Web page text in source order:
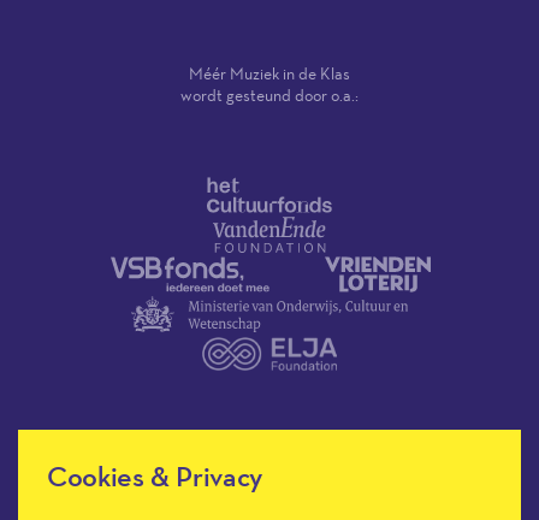
Cookies & Privacy
Méér Muziek in de Klas
wordt gesteund door o.a.:
Méér Muziek in de Klas heeft de
culturele ANBI-status en is een